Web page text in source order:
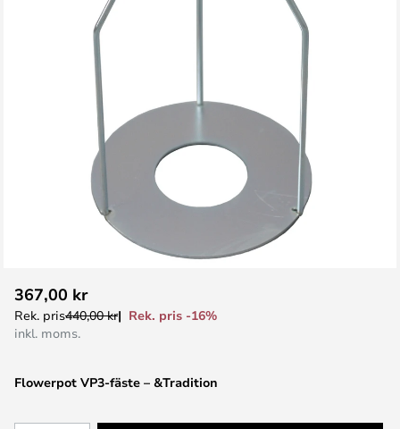
till
början
Flowerpot VP3-fäste – &Tradition
367,00 kr
Rek. pris440,00 kr
Rek. pris -16%
inkl. moms.